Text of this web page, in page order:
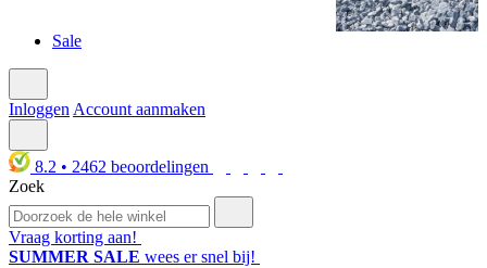
Sale
InloggenAccount aanmaken
8.2 • 2462 beoordelingen
Zoek
Vraag korting aan!
SUMMER SALE wees er snel bij!